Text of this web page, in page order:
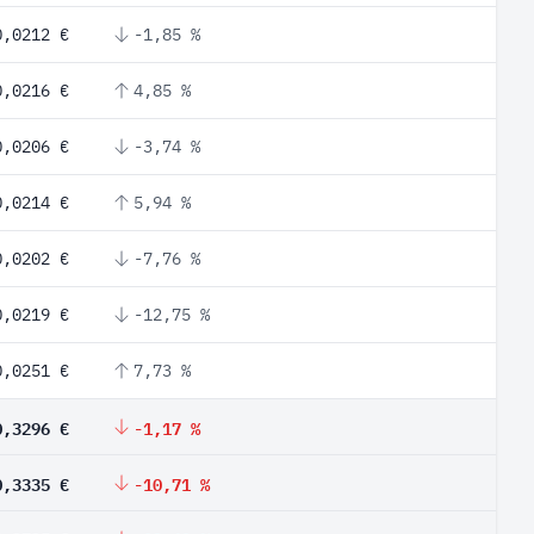
€ -1,85 %
€ 4,85 %
€ -3,74 %
€ 5,94 %
€ -7,76 %
€ -12,75 %
€ 7,73 %
€ -1,17 %
€ -10,71 %